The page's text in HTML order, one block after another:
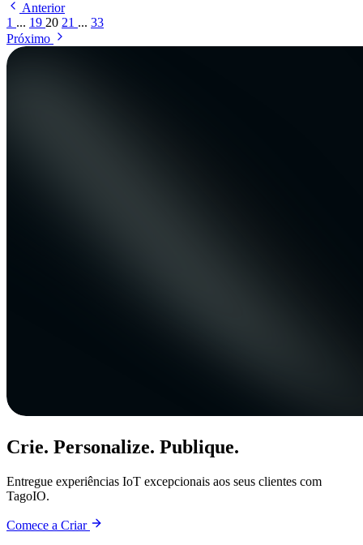
Anterior
1 ... 19 20 21 ... 33
Próximo
Crie. Personalize. Publique.
Entregue experiências IoT excepcionais aos seus clientes com
TagoIO.
Comece a Criar